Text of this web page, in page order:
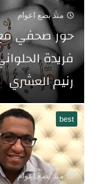
منذ بضع اعوام
حور صحفي مع
فريدة
رنيم العشري
best
منذ بضع اعوام